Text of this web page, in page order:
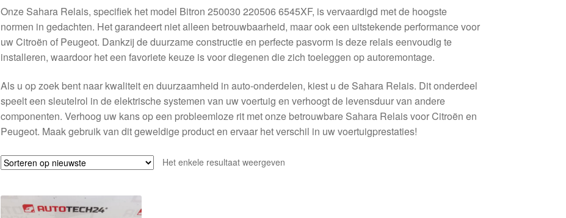
Onze Sahara Relais, specifiek het model Bitron 250030 220506 6545XF, is vervaardigd met de hoogste
normen in gedachten. Het garandeert niet alleen betrouwbaarheid, maar ook een uitstekende performance voor
uw Citroën of Peugeot. Dankzij de duurzame constructie en perfecte pasvorm is deze relais eenvoudig te
installeren, waardoor het een favoriete keuze is voor diegenen die zich toeleggen op autoremontage.
Als u op zoek bent naar kwaliteit en duurzaamheid in auto-onderdelen, kiest u de Sahara Relais. Dit onderdeel
speelt een sleutelrol in de elektrische systemen van uw voertuig en verhoogt de levensduur van andere
componenten. Verhoog uw kans op een probleemloze rit met onze betrouwbare Sahara Relais voor Citroën en
Peugeot. Maak gebruik van dit geweldige product en ervaar het verschil in uw voertuigprestaties!
Het enkele resultaat weergeven